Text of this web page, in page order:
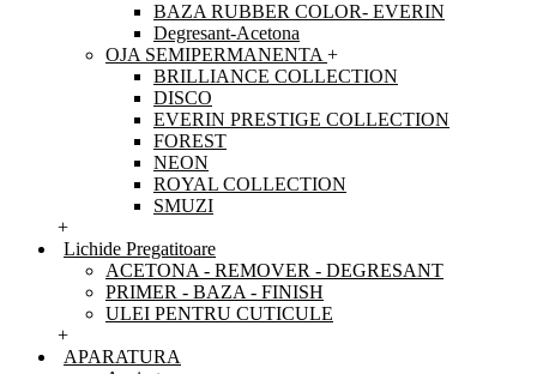
BAZA RUBBER COLOR- EVERIN
Degresant-Acetona
OJA SEMIPERMANENTA +
BRILLIANCE COLLECTION
DISCO
EVERIN PRESTIGE COLLECTION
FOREST
NEON
ROYAL COLLECTION
SMUZI
+
Lichide Pregatitoare
ACETONA - REMOVER - DEGRESANT
PRIMER - BAZA - FINISH
ULEI PENTRU CUTICULE
+
APARATURA